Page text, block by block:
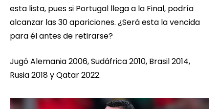
esta lista, pues si Portugal llega a la Final, podría
alcanzar las 30 apariciones. ¿Será esta la vencida
para él antes de retirarse?
Jugó Alemania 2006, Sudáfrica 2010, Brasil 2014,
Rusia 2018 y Qatar 2022.